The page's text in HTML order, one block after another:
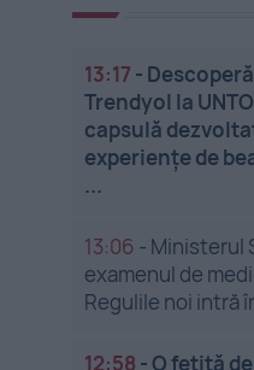
13:17 -
Trendyol la
capsulă
experiențe de
...
13:06 - Ministerul
examenul de
Regulile noi intră
12:58 -O fetiță de